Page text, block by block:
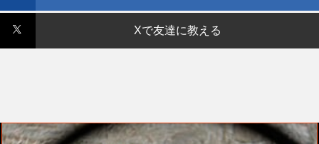
Xで友達に教える